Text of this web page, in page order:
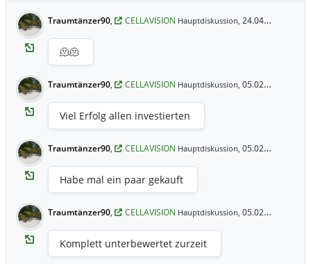
Traumtänzer90, CELLAVISION Hauptdiskussion, 24.04.2026 12:56 Uhr
🫠🫠
Traumtänzer90, CELLAVISION Hauptdiskussion, 05.02.2026 17:06 Uhr
Viel Erfolg allen investierten
Traumtänzer90, CELLAVISION Hauptdiskussion, 05.02.2026 17:06 Uhr
Habe mal ein paar gekauft
Traumtänzer90, CELLAVISION Hauptdiskussion, 05.02.2026 17:05 Uhr
Komplett unterbewertet zurzeit